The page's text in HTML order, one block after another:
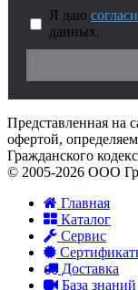
Я даю
данных.
Представленная на
офертой,
Гражданского
© 2005-2026 ООО
Главная
Каталог
Сервис
Доставка
База знаний